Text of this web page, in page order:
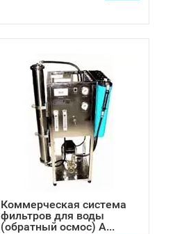
Коммерческая система
фильтров для воды
(обратный осмос) A...